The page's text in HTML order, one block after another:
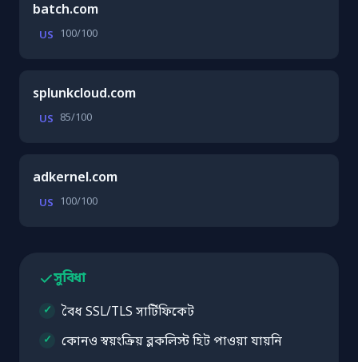
batch.com
US 100/100
splunkcloud.com
US 85/100
adkernel.com
US 100/100
সুবিধা
বৈধ SSL/TLS সার্টিফিকেট
কোনও স্বয়ংক্রিয় ব্লকলিস্ট হিট পাওয়া যায়নি